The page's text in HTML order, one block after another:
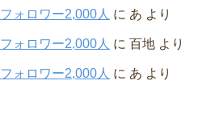
ォロワー2,000人 に あ より
ォロワー2,000人 に 百地 より
ォロワー2,000人 に あ より